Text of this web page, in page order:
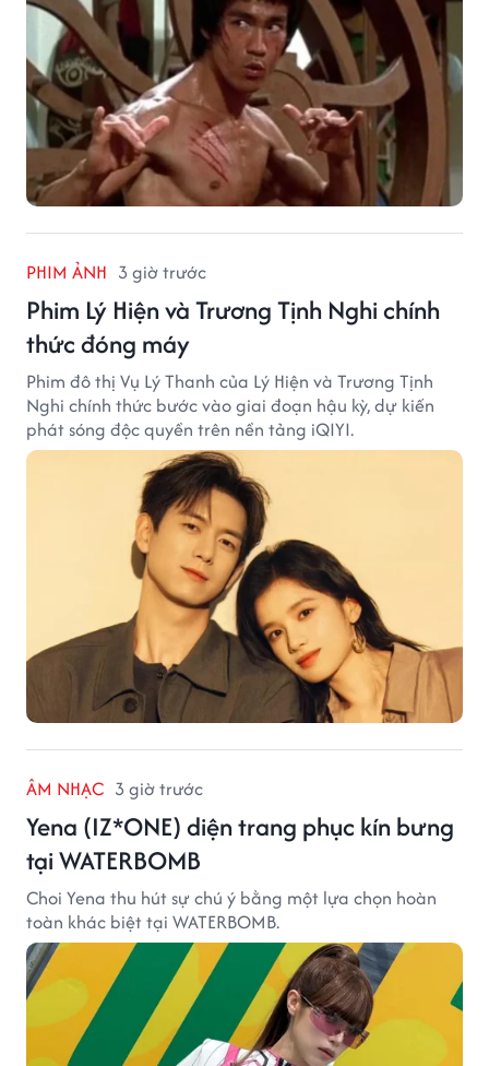
PHIM ẢNH 3 giờ trước
Phim Lý Hiện và Trương Tịnh Nghi chính
thức đóng máy
Phim đô thị Vụ Lý Thanh của Lý Hiện và Trương Tịnh
Nghi chính thức bước vào giai đoạn hậu kỳ, dự kiến
phát sóng độc quyền trên nền tảng iQIYI.
ÂM NHẠC 3 giờ trước
Yena (IZ*ONE) diện trang phục kín bưng
tại WATERBOMB
Choi Yena thu hút sự chú ý bằng một lựa chọn hoàn
toàn khác biệt tại WATERBOMB.